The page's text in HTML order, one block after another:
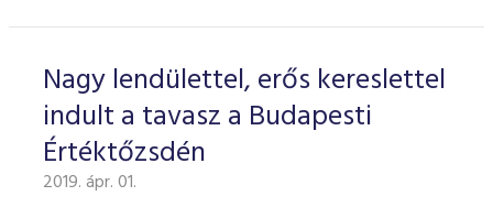
Nagy lendülettel, erős kereslettel
indult a tavasz a Budapesti
Értéktőzsdén
2019. ápr. 01.